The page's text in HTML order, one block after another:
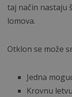
taj način nastaju
lomova.
Otklon se može
Jedna
Krovnu